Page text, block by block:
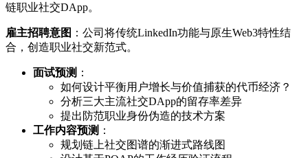
链职业社交DApp。
雇主招聘意图 ：公司将传统LinkedIn功能与原生Web3特性结
合，创造职业社交新范式。
面试预测 ：
如何设计平衡用户增长与价值捕获的代币经济？
分析三大主流社交DApp的留存率差异
提出防范职业身份伪造的技术方案
工作内容预测 ：
规划链上社交图谱的渐进式路线图